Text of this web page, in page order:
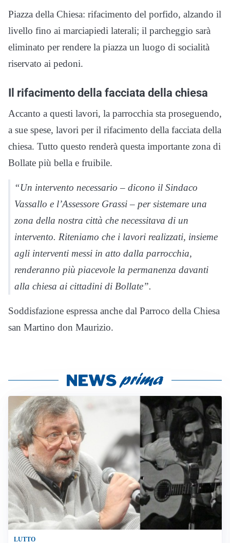
Piazza della Chiesa: rifacimento del porfido, alzando il
livello fino ai marciapiedi laterali; il parcheggio sarà
eliminato per rendere la piazza un luogo di socialità
riservato ai pedoni.
Il rifacimento della facciata della chiesa
Accanto a questi lavori, la parrocchia sta proseguendo,
a sue spese, lavori per il rifacimento della facciata della
chiesa. Tutto questo renderà questa importante zona di
Bollate più bella e fruibile.
“Un intervento necessario – dicono il Sindaco
Vassallo e l’Assessore Grassi – per sistemare una
zona della nostra città che necessitava di un
intervento. Riteniamo che i lavori realizzati, insieme
agli interventi messi in atto dalla parrocchia,
renderanno più piacevole la permanenza davanti
alla chiesa ai cittadini di Bollate”.
Soddisfazione espressa anche dal Parroco della Chiesa
san Martino don Maurizio.
LUTTO